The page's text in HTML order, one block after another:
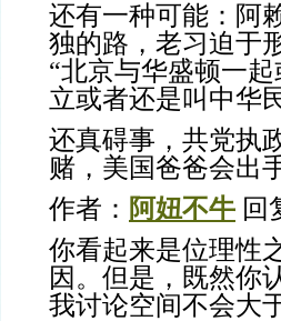
还有一种可能：阿
独的路，老习迫于
“北京与华盛顿一
立或者还是叫中华
还真碍事，共党执
赌，美国爸爸会出
作者： 阿妞不牛 回
你看起来是位理性
因。但是，既然你
我讨论空间不会大